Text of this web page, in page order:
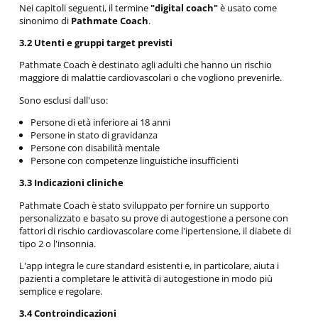
Nei capitoli seguenti, il termine"digital coach"è usato come
sinonimo di Pathmate Coach.
3.2 Utenti e gruppi target previsti
Pathmate Coach è destinato agli adulti che hanno un rischio
maggiore di malattie cardiovascolari o che vogliono prevenirle.
Sono esclusi dall'uso:
Persone di età inferiore ai 18 anni
Persone in stato di gravidanza
Persone con disabilità mentale
Persone con competenze linguistiche insufficienti
3.3 Indicazioni cliniche
Pathmate Coach è stato sviluppato per fornire un supporto
personalizzato e basato su prove di autogestione a persone con
fattori di rischio cardiovascolare come l'ipertensione, il diabete di
tipo 2 o l'insonnia.
L'app integra le cure standard esistenti e, in particolare, aiuta i
pazienti a completare le attività di autogestione in modo più
semplice e regolare.
3.4 Controindicazioni